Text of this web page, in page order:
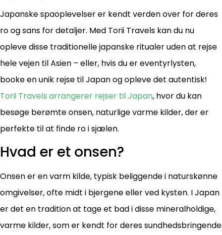
Japanske spaoplevelser er kendt verden over for deres
ro og sans for detaljer. Med Torii Travels kan du nu
opleve disse traditionelle japanske ritualer uden at rejse
hele vejen til Asien – eller, hvis du er eventyrlysten,
booke en unik rejse til Japan og opleve det autentisk!
Torii Travels arrangerer rejser til Japan, hvor du kan
besøge berømte onsen, naturlige varme kilder, der er
perfekte til at finde ro i sjælen.
Hvad er et onsen?
Onsen er en varm kilde, typisk beliggende i naturskønne
omgivelser, ofte midt i bjergene eller ved kysten. I Japan
er det en tradition at tage et bad i disse mineralholdige,
varme kilder, som er kendt for deres sundhedsbringende